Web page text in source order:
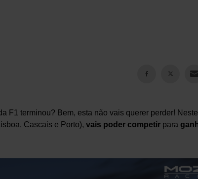
F1 terminou? Bem, esta não vais querer perder!
Cascais e Porto), vais poder competir para